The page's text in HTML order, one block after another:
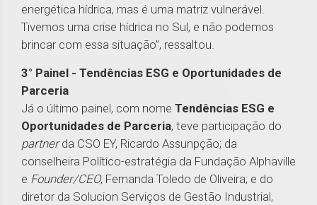
energética hídrica, mas é uma matriz vulnerável.
Tivemos uma crise hídrica no Sul, e não podemos
brincar com essa situação”, ressaltou.
3° Painel - Tendências ESG e Oportunidades de
Parceria
Já o último painel, com nome Tendências ESG e
Oportunidades de Parceria, teve participação do
partnerda CSO EY, Ricardo Assunpção; da
conselheira Político-estratégia da Fundação Alphaville
e Founder/CEO, Fernanda Toledo de Oliveira; e do
diretor da Solucion Serviços de Gestão Industrial,